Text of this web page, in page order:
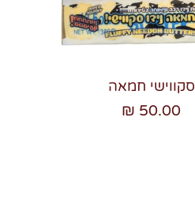
סקווישי חמאה
50.00 ₪